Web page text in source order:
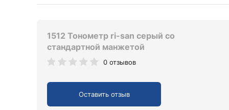
1512 Тонометр ri-san серый со
стандартной манжетой
0 отзывов
Оставить отзыв